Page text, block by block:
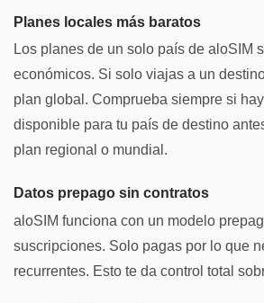
Planes locales más baratos
Los planes de un solo país de aloSIM
económicos. Si solo viajas a un
plan global. Comprueba siempre si
disponible para tu país de destino
plan regional o mundial.
Datos prepago sin contratos
aloSIM funciona con un modelo
suscripciones. Solo pagas por lo que
recurrentes. Esto te da control total